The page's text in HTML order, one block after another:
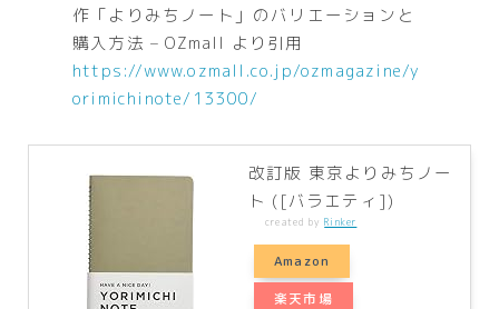
作「よりみちノート」のバリエーションと
購入方法 – OZmall より引用
https://www.ozmall.co.jp/ozmagazine/y
orimichinote/13300/
改訂版 東京よりみちノー
ト ([バラエティ])
created byRinker
Amazon
楽天市場